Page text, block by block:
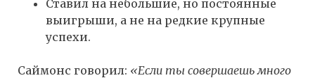
Ставил на небольшие, но постоянные
выигрыши, а не на редкие крупные
успехи.
Саймонс говорил: «Если ты совершаешь много